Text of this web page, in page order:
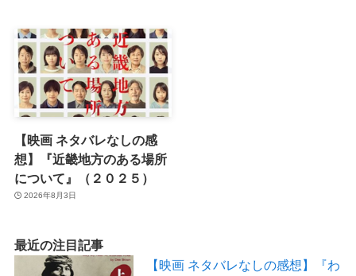
【映画 ネタバレなしの感
想】『近畿地方のある場所
について』（２０２５）
2026年8月3日
最近の注目記事
【映画 ネタバレなしの感想】『わ